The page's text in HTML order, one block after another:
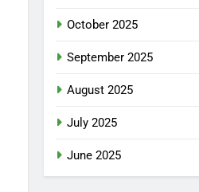
October 2025
September 2025
August 2025
July 2025
June 2025